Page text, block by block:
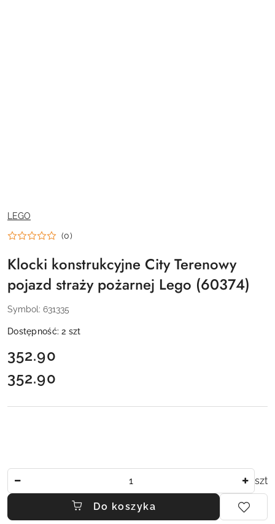
NAZWA
PRODUCENTA:
LEGO
(0)
Klocki konstrukcyjne City Terenowy
pojazd straży pożarnej Lego (60374)
Symbol: 631335
Dostępność:2 szt
cena:
352.90
Cena:
352.90
szt
Do koszyka